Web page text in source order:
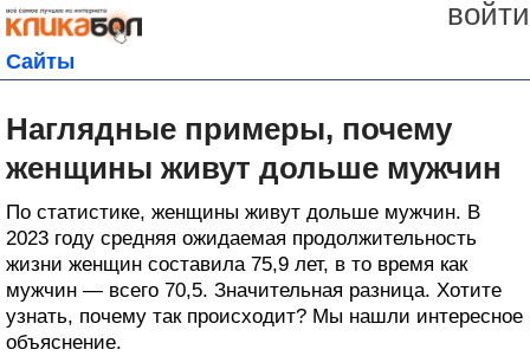
войти
Сайты
Наглядные примеры, почему
женщины живут дольше мужчин
По статистике, женщины живут дольше мужчин. В
2023 году средняя ожидаемая продолжительность
жизни женщин составила 75,9 лет, в то время как
мужчин — всего 70,5. Значительная разница. Хотите
узнать, почему так происходит? Мы нашли интересное
объяснение.